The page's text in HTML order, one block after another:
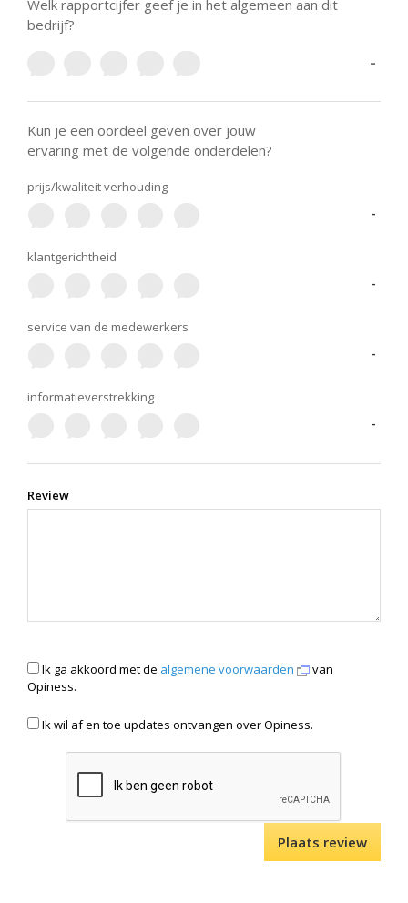
Welk rapportcijfer geef je in het algemeen aan dit
bedrijf?
-
Kun je een oordeel geven over jouw
ervaring met de volgende onderdelen?
prijs/kwaliteit verhouding
-
klantgerichtheid
-
service van de medewerkers
-
informatieverstrekking
-
Review
Ik ga akkoord met de algemene voorwaarden
van
Opiness.
Ik wil af en toe updates ontvangen over Opiness.